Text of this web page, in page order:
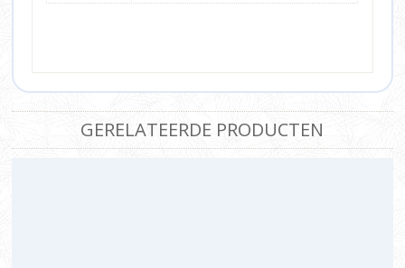
GERELATEERDE PRODUCTEN